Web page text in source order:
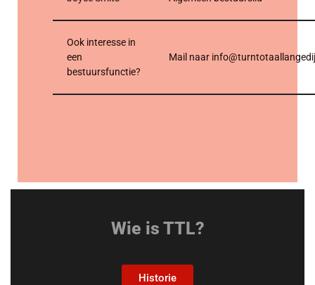
Ook interesse in
een
bestuursfunctie?
Mail naar
Wie is TTL?
Historie